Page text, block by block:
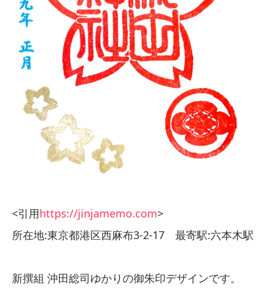
<引用https://jinjamemo.com>
所在地:東京都港区西麻布3-2-17 最寄駅:六本木駅
新撰組 沖田総司ゆかりの御朱印デザインです。